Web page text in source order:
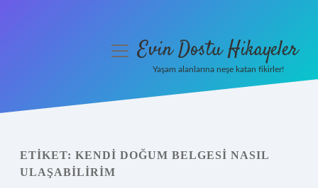
Yasal Uyarı
menüyüEvin Dostu Hikayeler
Yaşam alanlarına neşe katan fikirler!
ETIKET: KENDI DOĞUM BELGESI NASIL
ULAŞABILIRIM